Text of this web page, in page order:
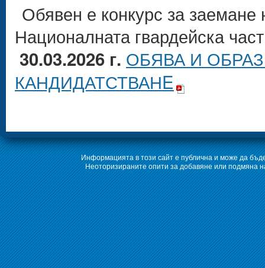
Обявен е конкурс за
Националната гвардейска
30.03.2026 г. ОБЯВА И
КАНДИДАТСТВАНE
Информацията в този сайт е публична и може да
Неоторизираните опити за добавяне или подмяна